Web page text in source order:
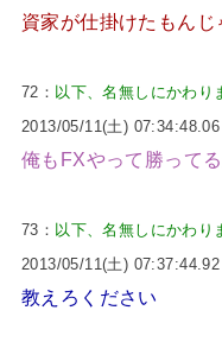
資家が仕掛けたもんじ
72： 以下、名無しにかわり
2013/05/11(土)
俺もFXやって勝って
73： 以下、名無しにかわり
2013/05/11(土)
教えろください